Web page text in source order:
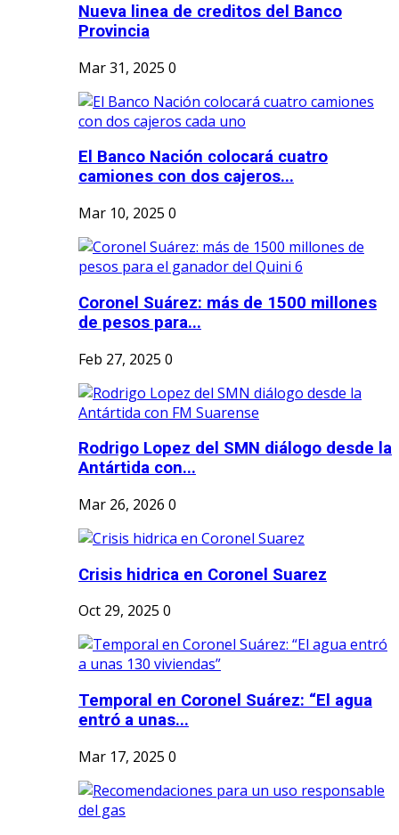
Nueva linea de creditos del Banco
Provincia
Mar 31, 2025 0
El Banco Nación colocará cuatro
camiones con dos cajeros...
Mar 10, 2025 0
Coronel Suárez: más de 1500 millones
de pesos para...
Feb 27, 2025 0
Rodrigo Lopez del SMN diálogo desde la
Antártida con...
Mar 26, 2026 0
Crisis hidrica en Coronel Suarez
Oct 29, 2025 0
Temporal en Coronel Suárez: “El agua
entró a unas...
Mar 17, 2025 0